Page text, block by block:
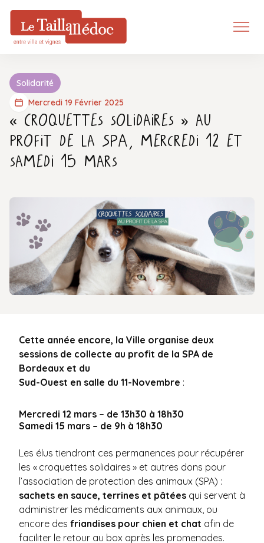
Solidarité
Mercredi 19 Février 2025
« Croquettes solidaires » au
profit de la SPA, mercredi 12 et
samedi 15 mars
Cette année encore, la Ville organise deux
sessions de collecte au profit de la SPA de
Bordeaux et du
Sud-Ouest en salle du 11-Novembre :
Mercredi 12 mars – de 13h30 à 18h30
Samedi 15 mars – de 9h à 18h30
Les élus tiendront ces permanences pour récupérer
les « croquettes solidaires » et autres dons pour
l’association de protection des animaux (SPA) :
sachets en sauce, terrines et pâtées qui servent à
administrer les médicaments aux animaux, ou
encore des friandises pour chien et chat afin de
faciliter le retour au box après les promenades.